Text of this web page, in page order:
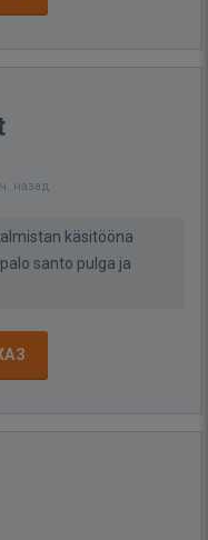
назад
käsitööna
santo pulga ja